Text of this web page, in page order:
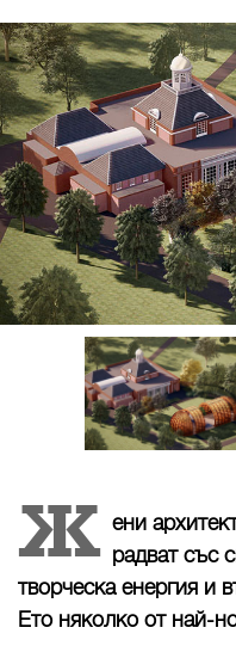
Ж ени
радват със
творческа енергия и
Ето няколко от най-